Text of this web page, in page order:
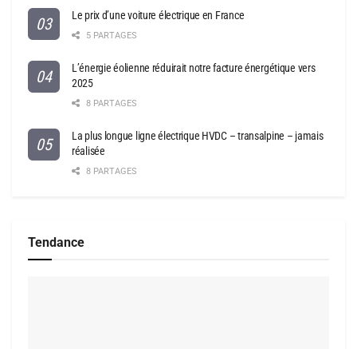
Le prix d’une voiture électrique en France
5 PARTAGES
L’énergie éolienne réduirait notre facture énergétique vers
2025
8 PARTAGES
La plus longue ligne électrique HVDC – transalpine – jamais
réalisée
8 PARTAGES
Tendance